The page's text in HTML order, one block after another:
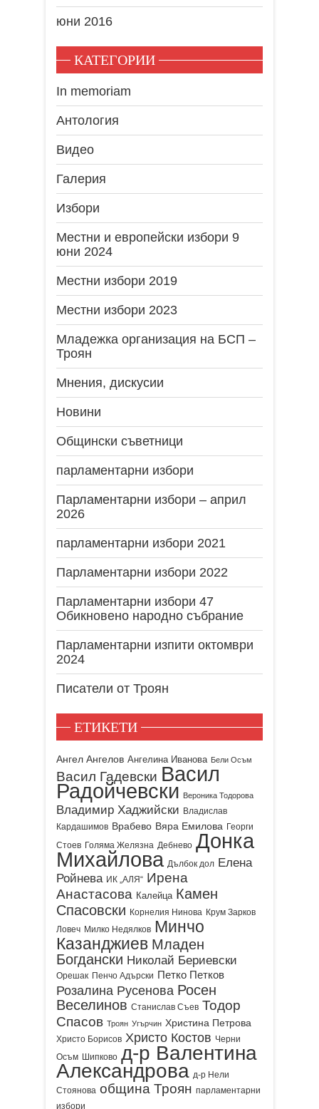
юни 2016
КАТЕГОРИИ
In memoriam
Антология
Видео
Галерия
Избори
Местни и европейски избори 9
юни 2024
Местни избори 2019
Местни избори 2023
Младежка организация на БСП –
Троян
Мнения, дискусии
Новини
Общински съветници
парламентарни избори
Парламентарни избори – април
2026
парламентарни избори 2021
Парламентарни избори 2022
Парламентарни избори 47
Обикновено народно събрание
Парламентарни изпити октомври
2024
Писатели от Троян
ЕТИКЕТИ
Ангел Ангелов Ангелина Иванова Бели Осъм
Васил Гадевски Васил
Радойчевски Вероника Тодорова
Владимир Хаджийски Владислав
Кардашимов Врабево Вяра Емилова Георги
Стоев Голяма Желязна Дебнево Донка
Михайлова Дълбок дол Елена
Ройнева ИК „АЛЯ“ Ирена
Анастасова Калейца Камен
Спасовски Корнелия Нинова Крум Зарков
Ловеч Милко Недялков Минчо
Казанджиев Младен
Богдански Николай Бериевски
Орешак Пенчо Адърски Петко Петков
Розалина Русенова Росен
Веселинов Станислав Съев Тодор
Спасов Троян Угърчин Христина Петрова
Христо Борисов Христо Костов Черни
Осъм
Шипково д-р Валентина
Александрова д-р Нели
Стоянова община Троян парламентарни
избори